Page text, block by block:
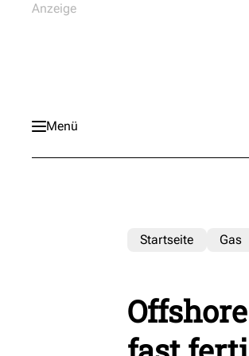
Menü
Startseite Gas